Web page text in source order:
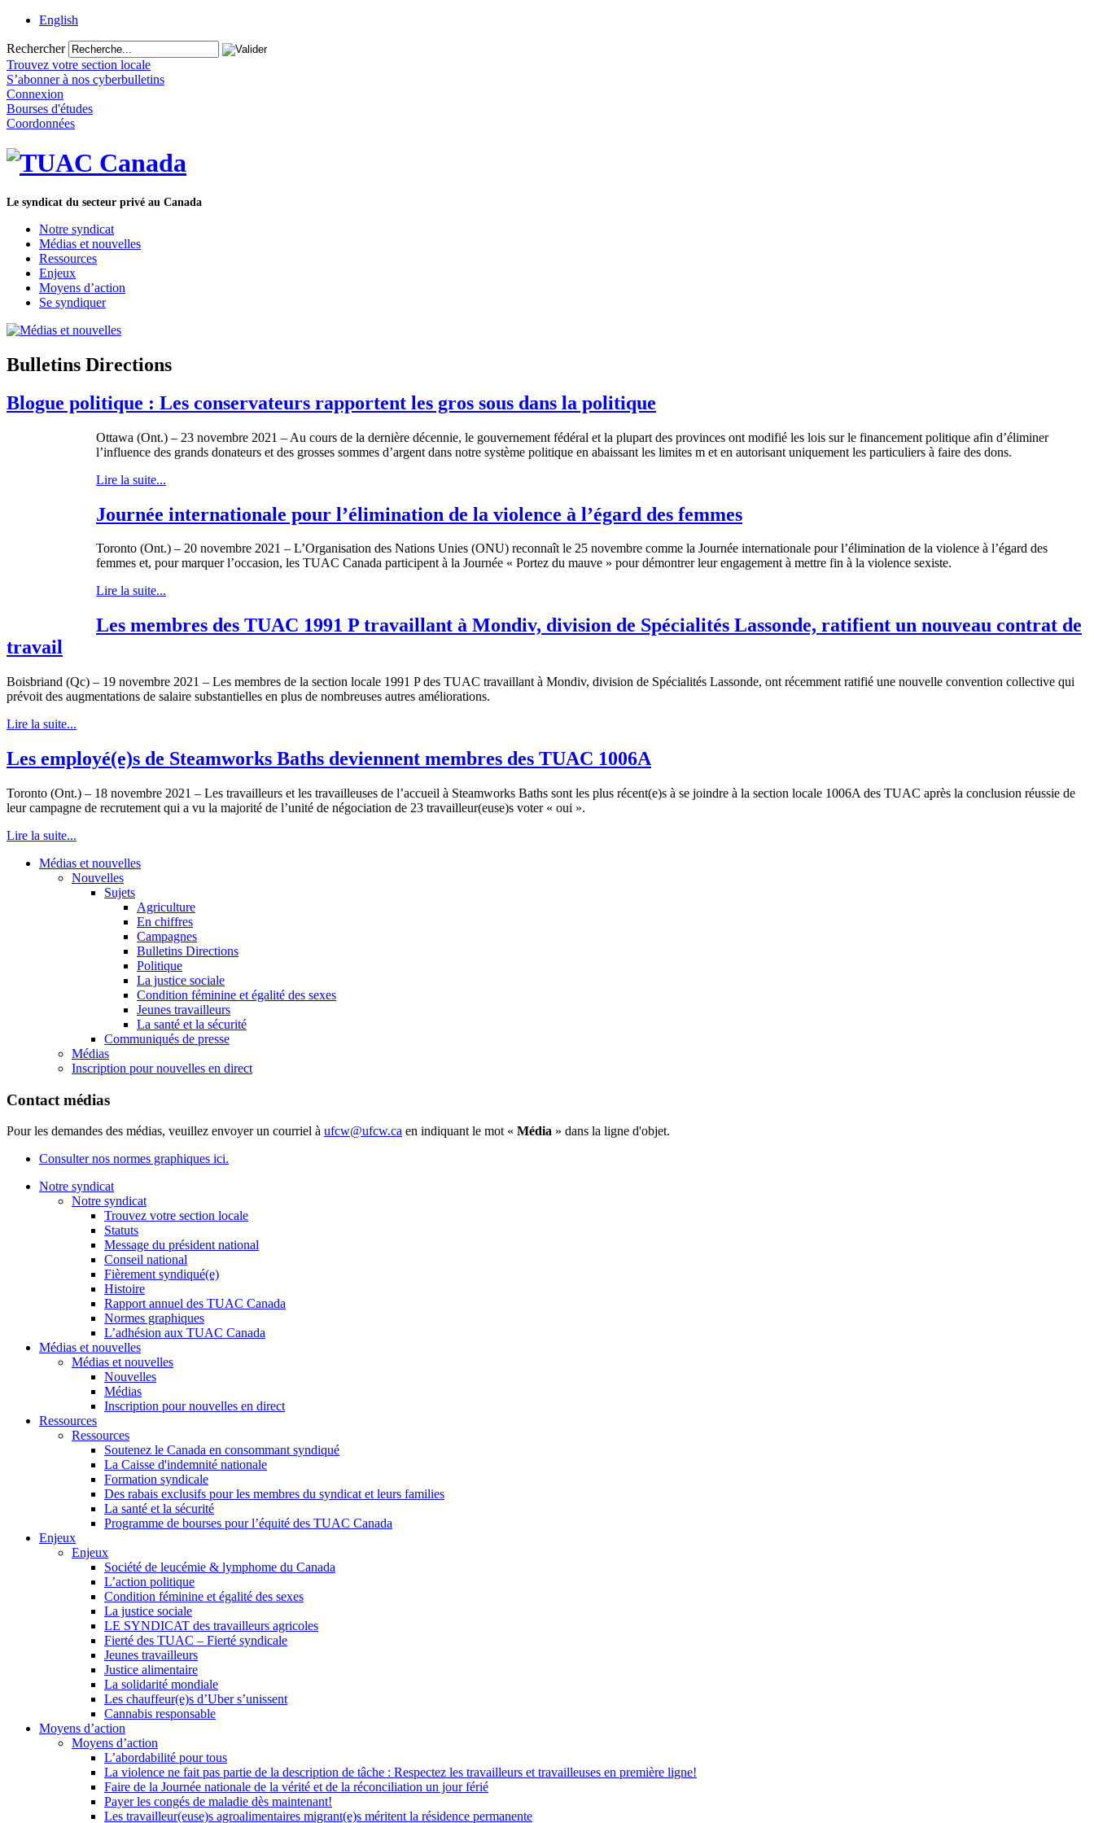
English
Rechercher
Trouvez votre section locale
S’abonner à nos cyberbulletins
Connexion
Bourses d'études
Coordonnées
Le syndicat du secteur privé au Canada
Notre syndicat
Médias et nouvelles
Ressources
Enjeux
Moyens d’action
Se syndiquer
Bulletins Directions
Blogue politique : Les conservateurs rapportent les gros sous dans la politique
Ottawa (Ont.) – 23 novembre 2021 – Au cours de la dernière décennie, le gouvernement fédéral et la plupart des provinces ont modifié les lois sur le financement politique afin d’éliminer
l’influence des grands donateurs et des grosses sommes d’argent dans notre système politique en abaissant les limites m et en autorisant uniquement les particuliers à faire des dons.
Lire la suite...
Journée internationale pour l’élimination de la violence à l’égard des femmes
Toronto (Ont.) – 20 novembre 2021 – L’Organisation des Nations Unies (ONU) reconnaît le 25 novembre comme la Journée internationale pour l’élimination de la violence à l’égard des
femmes et, pour marquer l’occasion, les TUAC Canada participent à la Journée « Portez du mauve » pour démontrer leur engagement à mettre fin à la violence sexiste.
Lire la suite...
Les membres des TUAC 1991 P travaillant à Mondiv, division de Spécialités Lassonde, ratifient un nouveau contrat de
travail
Boisbriand (Qc) – 19 novembre 2021 – Les membres de la section locale 1991 P des TUAC travaillant à Mondiv, division de Spécialités Lassonde, ont récemment ratifié une nouvelle convention collective qui
prévoit des augmentations de salaire substantielles en plus de nombreuses autres améliorations.
Lire la suite...
Les employé(e)s de Steamworks Baths deviennent membres des TUAC 1006A
Toronto (Ont.) – 18 novembre 2021 – Les travailleurs et les travailleuses de l’accueil à Steamworks Baths sont les plus récent(e)s à se joindre à la section locale 1006A des TUAC après la conclusion réussie de
leur campagne de recrutement qui a vu la majorité de l’unité de négociation de 23 travailleur(euse)s voter « oui ».
Lire la suite...
Médias et nouvelles
Nouvelles
Sujets
Agriculture
En chiffres
Campagnes
Bulletins Directions
Politique
La justice sociale
Condition féminine et égalité des sexes
Jeunes travailleurs
La santé et la sécurité
Communiqués de presse
Médias
Inscription pour nouvelles en direct
Contact médias
Pour les demandes des médias, veuillez envoyer un courriel à ufcw@ufcw.ca en indiquant le mot « Média » dans la ligne d'objet.
Consulter nos normes graphiques ici.
Notre syndicat
Notre syndicat
Trouvez votre section locale
Statuts
Message du président national
Conseil national
Fièrement syndiqué(e)
Histoire
Rapport annuel des TUAC Canada
Normes graphiques
L’adhésion aux TUAC Canada
Médias et nouvelles
Médias et nouvelles
Nouvelles
Médias
Inscription pour nouvelles en direct
Ressources
Ressources
Soutenez le Canada en consommant syndiqué
La Caisse d'indemnité nationale
Formation syndicale
Des rabais exclusifs pour les membres du syndicat et leurs families
La santé et la sécurité
Programme de bourses pour l’équité des TUAC Canada
Enjeux
Enjeux
Société de leucémie & lymphome du Canada
L’action politique
Condition féminine et égalité des sexes
La justice sociale
LE SYNDICAT des travailleurs agricoles
Fierté des TUAC – Fierté syndicale
Jeunes travailleurs
Justice alimentaire
La solidarité mondiale
Les chauffeur(e)s d’Uber s’unissent
Cannabis responsable
Moyens d’action
Moyens d’action
L’abordabilité pour tous
La violence ne fait pas partie de la description de tâche : Respectez les travailleurs et travailleuses en première ligne!
Faire de la Journée nationale de la vérité et de la réconciliation un jour férié
Payer les congés de maladie dès maintenant!
Les travailleur(euse)s agroalimentaires migrant(e)s méritent la résidence permanente